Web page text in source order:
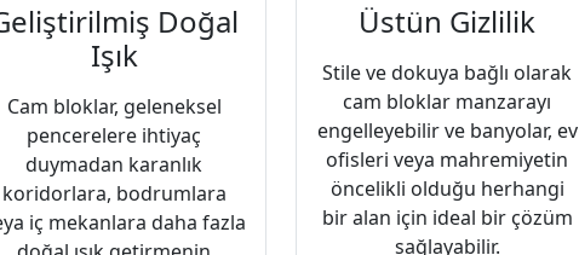
Doğal
Işık
Cam bloklar, geleneksel
pencerelere ihtiyaç
duymadan karanlık
koridorlara, bodrumlara
iç mekanlara daha fazla
Üstün Gizlilik
Stile ve dokuya bağlı olarak
cam bloklar manzarayı
engelleyebilir ve banyolar, ev
ofisleri veya mahremiyetin
öncelikli olduğu herhangi
bir alan için ideal bir çözüm
sağlayabilir.